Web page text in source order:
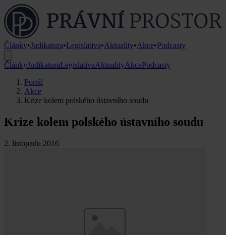
Články•Judikatura•Legislativa•Aktuality•Akce•Podcasty
ČlánkyJudikaturaLegislativaAktualityAkcePodcasty
Portál
Akce
Krize kolem polského ústavního soudu
Krize kolem polského ústavního soudu
2. listopadu 2016